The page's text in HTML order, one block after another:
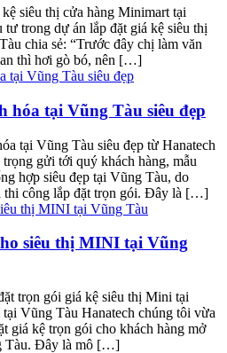
siêu thị cửa hàng Minimart tại
trong dự án lắp đặt giá kệ siêu thị
chia sẻ: “Trước đây chị làm văn
thì hơi gò bó, nên […]
hóa tại Vũng Tàu siêu đẹp
tại Vũng Tàu siêu đẹp từ Hanatech
gửi tới quý khách hàng, mẫu
hợp siêu đẹp tại Vũng Tàu, do
thi công lắp đặt trọn gói. Đây là […]
siêu thị MINI tại Vũng
trọn gói giá kệ siêu thị Mini tại
Vũng Tàu Hanatech chúng tôi vừa
giá kệ trọn gói cho khách hàng mở
Tàu. Đây là mô […]